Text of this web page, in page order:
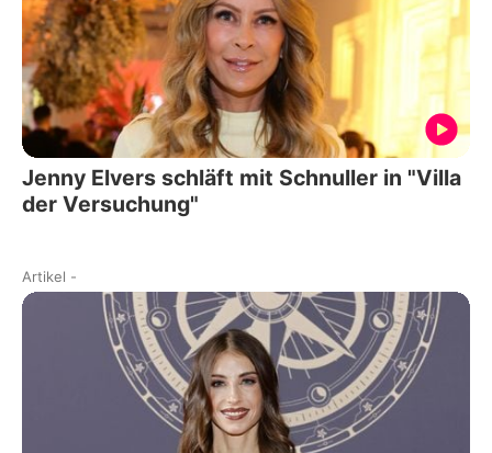
Jenny Elvers schläft mit Schnuller in "Villa
der Versuchung"
Artikel -